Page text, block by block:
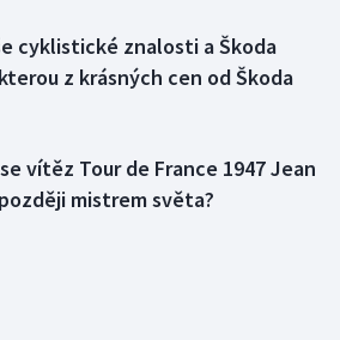
cyklistické znalosti a Škoda
z krásných cen od Škoda
vítěz Tour de France 1947 Jean
mistrem světa?